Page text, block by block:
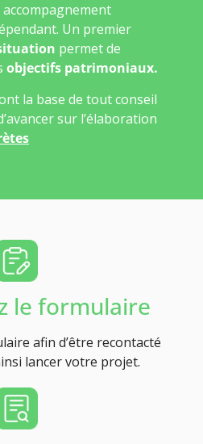
Un premier
permet de
objectifs patrimoniaux.
la base de tout conseil
sur l’élaboration
le formulaire
afin d’être recontacté
lancer votre projet.